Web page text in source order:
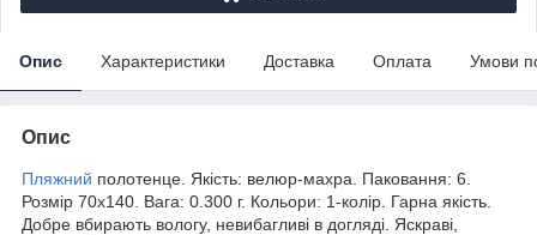
Опис Характеристики Доставка Оплата Умови
Опис
Пляжний полотенце. Якість: велюр-махра. Паковання: 6.
Розмір 70х140. Вага: 0.300 г. Кольори: 1-колір. Гарна якість.
Добре вбирають вологу, невибагливі в догляді. Яскраві,